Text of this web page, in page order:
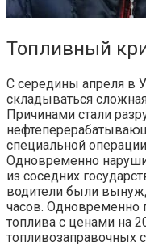
Топливный
С середины апреля в
складываться
Причинами стали
специальной
Одновременно
из соседних
водители были
часов. Одновременно
топлива с ценами на
топливозаправочных